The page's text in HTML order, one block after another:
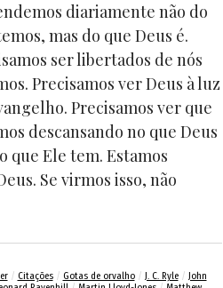
diariamente não do
mas do que Deus é.
ser libertados de nós
Precisamos ver Deus à luz
Precisamos ver que
descansando no que Deus
que Ele tem. Estamos
Se virmos isso, não
/ Citações/ Gotas de orvalho/ J. C. Ryle/ John